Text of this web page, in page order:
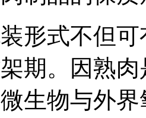
形式不但
期。因熟
生物与外